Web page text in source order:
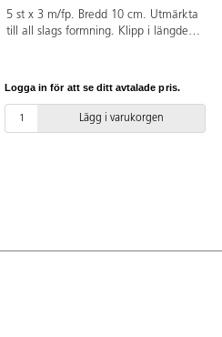
5 st x 3 m/fp. Bredd 10 cm. Utmärkta
till all slags formning. Klipp i längder
pappfigurer, egentillverkade former
av kartong eller lera. När arbetet
Logga in för att se ditt avtalade pris.
Lägg i varukorgen